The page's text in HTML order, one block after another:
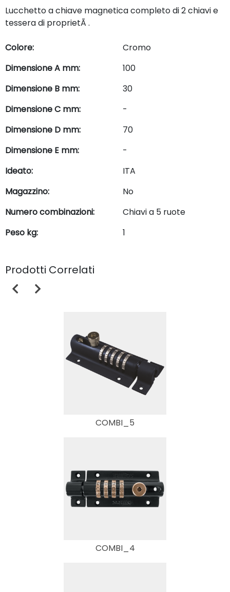
Lucchetto a chiave magnetica completo di 2 chiavi e
tessera di proprietÃ .
Colore:
Cromo
Dimensione A mm:
100
Dimensione B mm:
30
Dimensione C mm:
-
Dimensione D mm:
70
Dimensione E mm:
-
Ideato:
ITA
Magazzino:
No
Numero combinazioni:
Chiavi a 5 ruote
Peso kg:
1
Prodotti Correlati
COMBI_5
COMBI_4